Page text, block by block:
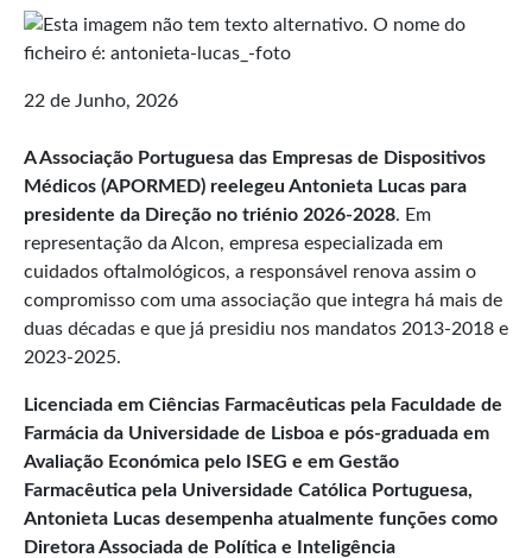
22 de Junho, 2026
A Associação Portuguesa das Empresas de Dispositivos
Médicos (APORMED) reelegeu Antonieta Lucas para
presidente da Direção no triénio 2026-2028. Em
representação da Alcon, empresa especializada em
cuidados oftalmológicos, a responsável renova assim o
compromisso com uma associação que integra há mais de
duas décadas e que já presidiu nos mandatos 2013-2018 e
2023-2025.
Licenciada em Ciências Farmacêuticas pela Faculdade de
Farmácia da Universidade de Lisboa e pós-graduada em
Avaliação Económica pelo ISEG e em Gestão
Farmacêutica pela Universidade Católica Portuguesa,
Antonieta Lucas desempenha atualmente funções como
Diretora Associada de Política e Inteligência